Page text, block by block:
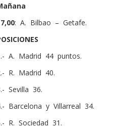
: A. Bilbao – Getafe.
A. Madrid 44 puntos.
R. Madrid 40.
Sevilla 36.
Barcelona y Villarreal 34.
R. Sociedad 31.